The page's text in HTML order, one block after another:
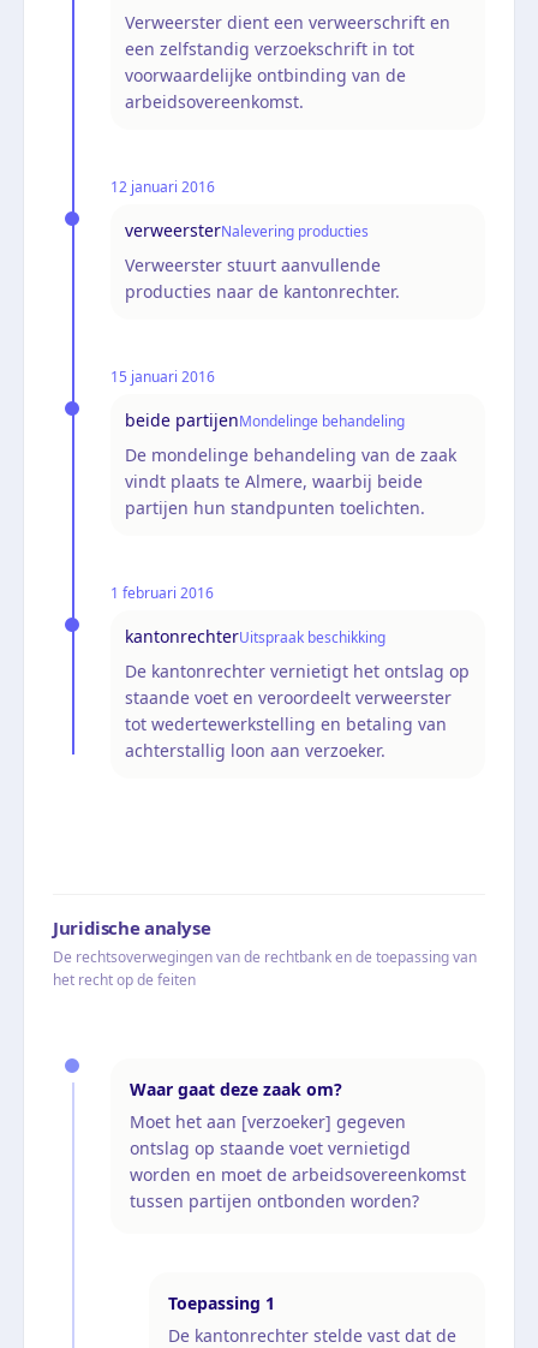
Verweerster dient een verweerschrift en
een zelfstandig verzoekschrift in tot
voorwaardelijke ontbinding van de
arbeidsovereenkomst.
12 januari 2016
verweersterNalevering producties
Verweerster stuurt aanvullende
producties naar de kantonrechter.
15 januari 2016
beide partijenMondelinge behandeling
De mondelinge behandeling van de zaak
vindt plaats te Almere, waarbij beide
partijen hun standpunten toelichten.
1 februari 2016
kantonrechterUitspraak beschikking
De kantonrechter vernietigt het ontslag op
staande voet en veroordeelt verweerster
tot wedertewerkstelling en betaling van
achterstallig loon aan verzoeker.
Juridische analyse
De rechtsoverwegingen van de rechtbank en de toepassing van
het recht op de feiten
Waar gaat deze zaak om?
Moet het aan [verzoeker] gegeven
ontslag op staande voet vernietigd
worden en moet de arbeidsovereenkomst
tussen partijen ontbonden worden?
Toepassing 1
De kantonrechter stelde vast dat de